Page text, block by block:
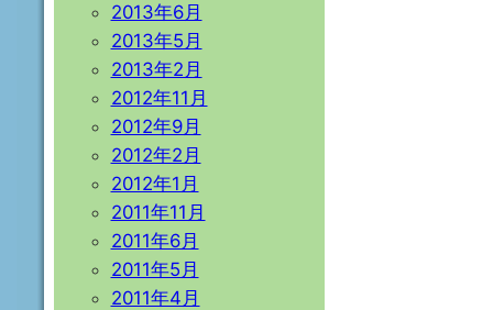
2013年6月
2013年5月
2013年2月
2012年11月
2012年9月
2012年2月
2012年1月
2011年11月
2011年6月
2011年5月
2011年4月